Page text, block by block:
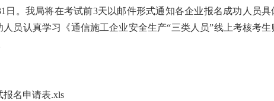
日。我局将在考试前3天以邮件形式通知各企业报名成功人员
员认真学习《通信施工企业安全生产“三类人员”线上考核考生
报名申请表.xls